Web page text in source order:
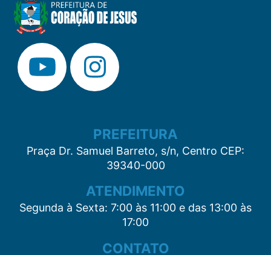
PREFEITURA
Praça Dr. Samuel Barreto, s/n, Centro CEP:
39340-000
ATENDIMENTO
Segunda à Sexta: 7:00 às 11:00 e das 13:00 às
17:00
CONTATO